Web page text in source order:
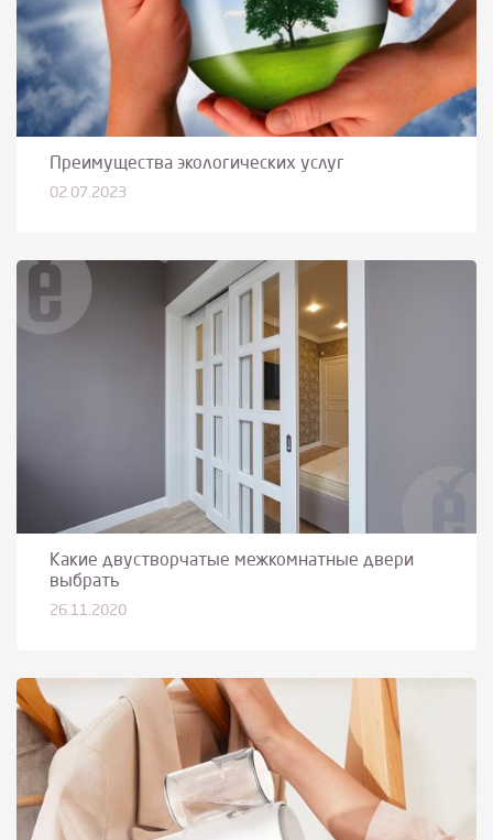
Преимущества экологических услуг
02.07.2023
Какие двустворчатые межкомнатные двери
выбрать
26.11.2020